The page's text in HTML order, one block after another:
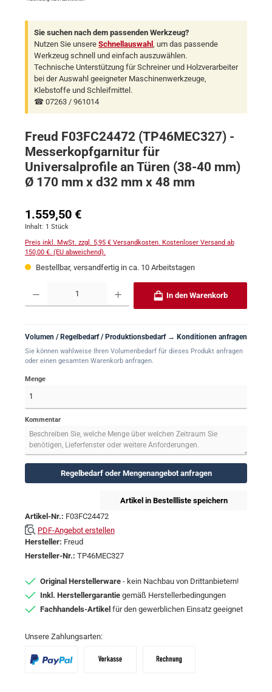
Sie suchen nach dem passenden Werkzeug?
Nutzen Sie unsere Schnellauswahl , um das passende
Werkzeug schnell und einfach auszuwählen.
Technische Unterstützung für Schreiner und Holzverarbeiter
bei der Auswahl geeigneter Maschinenwerkzeuge,
Klebstoffe und Schleifmittel.
☎ 07263 / 961014
Freud F03FC24472 (TP46MEC327) -
Messerkopfgarnitur für
Universalprofile an Türen (38-40 mm)
Ø 170 mm x d32 mm x 48 mm
Regulärer Preis:
1.559,50 €
Inhalt: 1 Stück
Preis inkl. MwSt. zzgl. 5,95 € Versandkosten. Kostenloser Versand ab
150,00 €. (EU abweichend).
Bestellbar, versandfertig in ca. 10 Arbeitstagen
Produkt Anzahl: Gib den gewünschten Wert ein oder benutze die Schaltflächen
In den Warenkorb
Volumen / Regelbedarf / Produktionsbedarf → Konditionen anfragen
Sie können wahlweise Ihren Volumenbedarf für dieses Produkt anfragen
oder einen gesamten Warenkorb anfragen.
Menge
Kommentar
Regelbedarf oder Mengenangebot anfragen
Artikel in Bestellliste speichern
Artikel-Nr.: F03FC24472
PDF-Angebot erstellen
Hersteller: Freud
Hersteller-Nr.: TP46MEC327
Original Herstellerware - kein Nachbau von Drittanbietern!
Inkl. Herstellergarantie gemäß Herstellerbedingungen
Fachhandels-Artikel für den gewerblichen Einsatz geeignet
Unsere Zahlungsarten: